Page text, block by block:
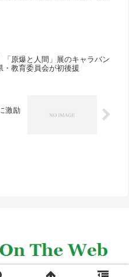
「原爆と人間」展のキャラバン
・教育委員会が初後援
激励